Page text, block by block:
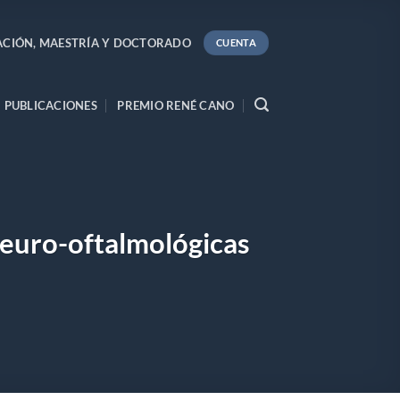
MAESTRÍA Y DOCTORADO CUENTA
PUBLICACIONES PREMIO RENÉ CANO
oftalmológicas